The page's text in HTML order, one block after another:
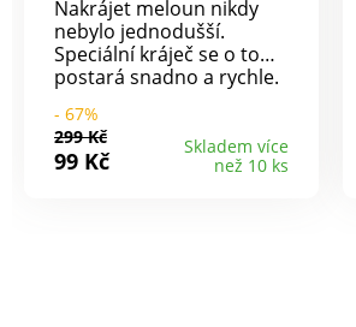
Nakrájet meloun nikdy
nebylo jednodušší.
Speciální kráječ se o to
postará snadno a rychle.
díky speciálním
úchytkám. Rozměry: 35 x
31 x 7 cm.
- 67%
299 Kč
99 Kč
Skladem více
než 10 ks